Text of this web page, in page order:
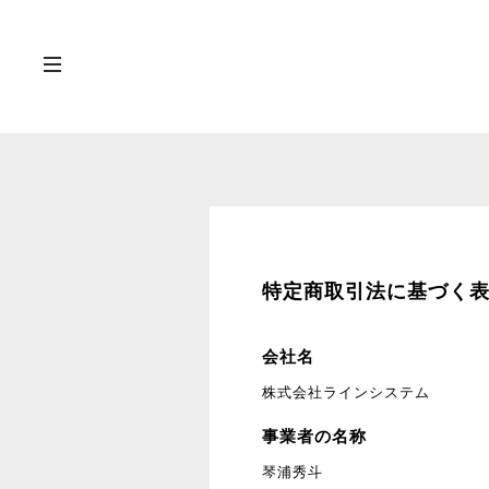
特定商取引法に基づく
会社名
株式会社ラインシステム
事業者の名称
琴浦秀斗